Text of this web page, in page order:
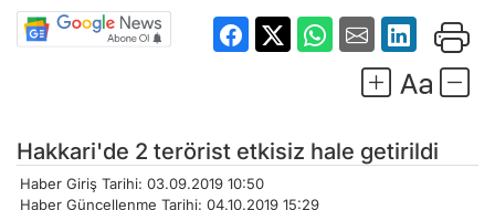
Hakkari'de 2 terörist etkisiz hale getirildi
Haber Giriş Tarihi: 03.09.2019 10:50
Haber Güncellenme Tarihi: 04.10.2019 15:29